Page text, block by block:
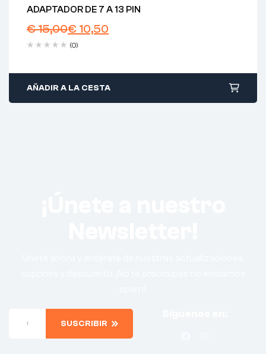
ADAPTADOR DE 7 A 13 PIN
€15,00€ 10,50
(0)
AÑADIR A LA CESTA
SUSCRIBIR